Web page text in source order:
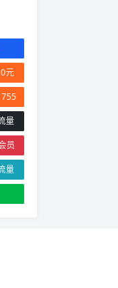
元
量
员
量